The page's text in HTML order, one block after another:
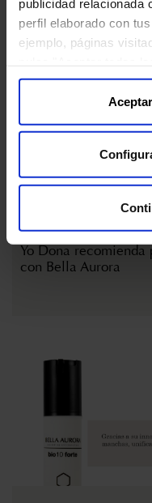
publicidad relacionada
perfil elaborado con
ejemplo, páginas
configurar tus
cookies". Más
Cookies"
Yo Dona
con Bella Aurora